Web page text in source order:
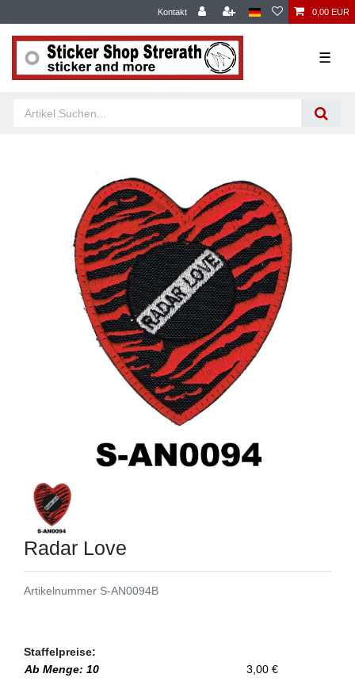
Kontakt 0,00 EUR
☰
Radar Love
Artikelnummer S-AN0094B
Staffelpreise:
Ab Menge: 10
3,00 €